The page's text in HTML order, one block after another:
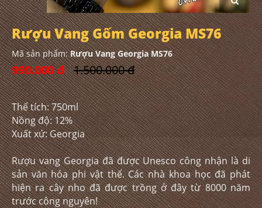
Rượu Vang Gốm Georgia MS76
Mã sản phẩm:Rượu Vang Georgia MS76
990.000 đ 1.500.000 đ
Thể tích: 750ml
Nồng độ: 12%
Xuất xứ: Georgia
Rượu vang Georgia đã được Unesco công nhận là di
sản văn hóa phi vật thể. Các nhà khoa học đã phát
hiện ra cây nho đã được trồng ở đây từ 8000 năm
trước công nguyên!